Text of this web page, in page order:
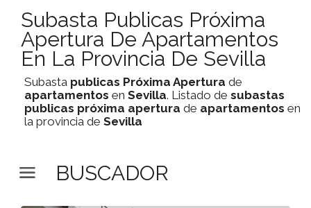
Subasta Publicas Próxima
Apertura De Apartamentos
En La Provincia De Sevilla
Subasta publicas Próxima Apertura de
apartamentos en Sevilla. Listado de subastas
publicas próxima apertura de apartamentos en
la provincia de Sevilla
BUSCADOR